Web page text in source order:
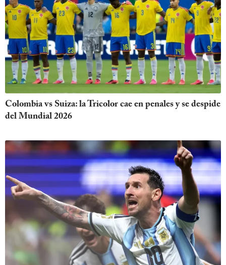
Colombia vs Suiza: la Tricolor cae en penales y se despide
del Mundial 2026